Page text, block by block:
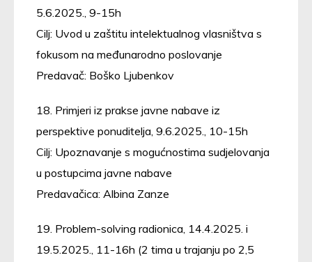
5.6.2025., 9-15h
Cilj: Uvod u zaštitu intelektualnog vlasništva s
fokusom na međunarodno poslovanje
Predavač: Boško Ljubenkov
18. Primjeri iz prakse javne nabave iz
perspektive ponuditelja, 9.6.2025., 10-15h
Cilj: Upoznavanje s mogućnostima sudjelovanja
u postupcima javne nabave
Predavačica: Albina Zanze
19. Problem-solving radionica, 14.4.2025. i
19.5.2025., 11-16h (2 tima u trajanju po 2,5